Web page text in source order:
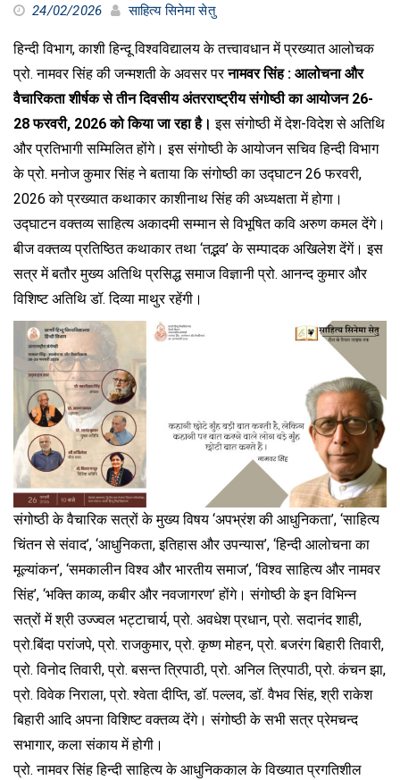
24/02/2026 साहित्य सिनेमा सेतु
हिन्दी विभाग, काशी हिन्दू विश्वविद्यालय के तत्त्वावधान में प्रख्यात आलोचक
प्रो. नामवर सिंह की जन्मशती के अवसर परनामवर सिंह : आलोचना और
वैचारिकता शीर्षक से तीन दिवसीय अंतरराष्ट्रीय संगोष्ठी का आयोजन 26-
28 फरवरी, 2026 को किया जा रहा है। इस संगोष्ठी में देश-विदेश से अतिथि
और प्रतिभागी सम्मिलित होंगे। इस संगोष्ठी के आयोजन सचिव हिन्दी विभाग
के प्रो. मनोज कुमार सिंह ने बताया कि संगोष्ठी का उद्घाटन 26 फरवरी,
2026 को प्रख्यात कथाकार काशीनाथ सिंह की अध्यक्षता में होगा।
उद्घाटन वक्तव्य साहित्य अकादमी सम्मान से विभूषित कवि अरुण कमल देंगे।
बीज वक्तव्य प्रतिष्ठित कथाकार तथा ‘तद्भव’ के सम्पादक अखिलेश देंगें। इस
सत्र में बतौर मुख्य अतिथि प्रसिद्ध समाज विज्ञानी प्रो. आनन्द कुमार और
विशिष्ट अतिथि डॉ. दिव्या माथुर रहेंगी।
संगोष्ठी के वैचारिक सत्रों के मुख्य विषय ‘अपभ्रंश की आधुनिकता’, ‘साहित्य
चिंतन से संवाद’, ‘आधुनिकता, इतिहास और उपन्यास’, ‘हिन्दी आलोचना का
मूल्यांकन’, ‘समकालीन विश्व और भारतीय समाज’, ‘विश्व साहित्य और नामवर
सिंह’, ‘भक्ति काव्य, कबीर और नवजागरण’ होंगे। संगोष्ठी के इन विभिन्न
सत्रों में श्री उज्ज्वल भट्टाचार्य, प्रो. अवधेश प्रधान, प्रो. सदानंद शाही,
प्रो.बिंदा परांजपे, प्रो. राजकुमार, प्रो. कृष्ण मोहन, प्रो. बजरंग बिहारी तिवारी,
प्रो. विनोद तिवारी, प्रो. बसन्त त्रिपाठी, प्रो. अनिल त्रिपाठी, प्रो. कंचन झा,
प्रो. विवेक निराला, प्रो. श्वेता दीप्ति, डॉ. पल्लव, डॉ. वैभव सिंह, श्री राकेश
बिहारी आदि अपना विशिष्ट वक्तव्य देंगे। संगोष्ठी के सभी सत्र प्रेमचन्द
सभागार, कला संकाय में होगी।
प्रो. नामवर सिंह हिन्दी साहित्य के आधुनिककाल के विख्यात प्रगतिशील